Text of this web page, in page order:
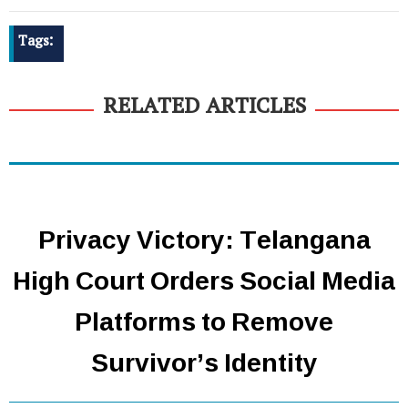
Tags:
RELATED ARTICLES
Privacy Victory: Telangana
High Court Orders Social Media
Platforms to Remove
Survivor’s Identity